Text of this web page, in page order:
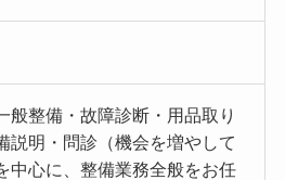
般整備・故障診断・用品取り
説明・問診（機会を増やして
中心に、整備業務全般をお任